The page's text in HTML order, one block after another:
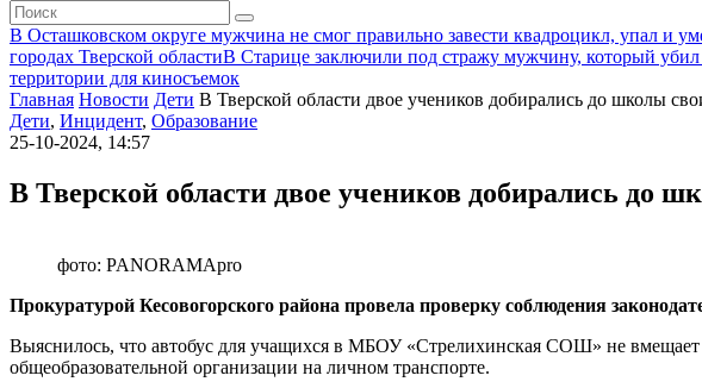
В Осташковском округе мужчина не смог правильно завести квадроцикл, упал и
городах Тверской областиВ Старице заключили под стражу мужчину, который убил
территории для киносъемок
Главная Новости Дети В Тверской области двое учеников добирались до школы
Дети, Инцидент, Образование
25-10-2024, 14:57
В Тверской области двое учеников добирались до
фото: PANORAMApro
Прокуратурой Кесовогорского района провела проверку соблюдения
Выяснилось, что автобус для учащихся в МБОУ «Стрелихинская СОШ» не вмещает
общеобразовательной организации на личном транспорте.